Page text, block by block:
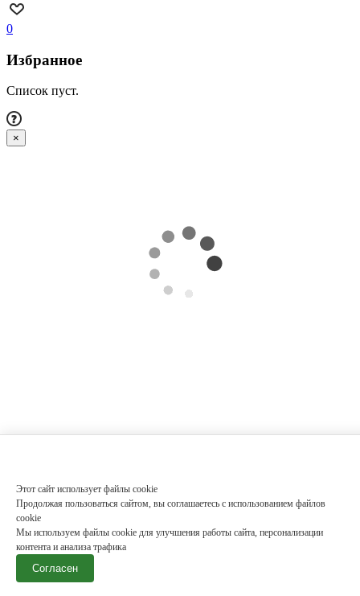
Этот сайт использует файлы cookie
Продолжая пользоваться сайтом, вы соглашаетесь с использованием файлов
cookie
Мы используем файлы cookie для улучшения работы сайта, персонализации
контента и анализа трафика
Согласен
0
Избранное
Список пуст.
×